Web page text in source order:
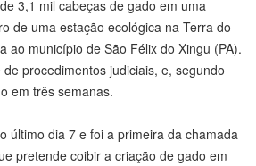
3,1 mil cabeças de gado em uma
de uma estação ecológica na Terra do
ao município de São Félix do Xingu (PA).
procedimentos judiciais, e, segundo
em três semanas.
último dia 7 e foi a primeira da chamada
pretende coibir a criação de gado em